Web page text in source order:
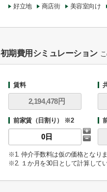
好立地
商店街 美容室向け
初期費用シミュレーション
賃料
前家賃（日割り） ※2
※1. 仲介手数料は仮の価格となり
※2. １か月を30日として計算してい